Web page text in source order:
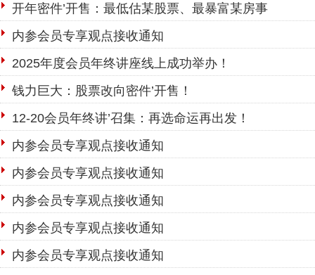
开年密件’开售：最低估某股票、最暴富某房事
内参会员专享观点接收通知
2025年度会员年终讲座线上成功举办！
钱力巨大：股票改向密件’开售！
12-20会员年终讲’召集：再选命运再出发！
内参会员专享观点接收通知
内参会员专享观点接收通知
内参会员专享观点接收通知
内参会员专享观点接收通知
内参会员专享观点接收通知